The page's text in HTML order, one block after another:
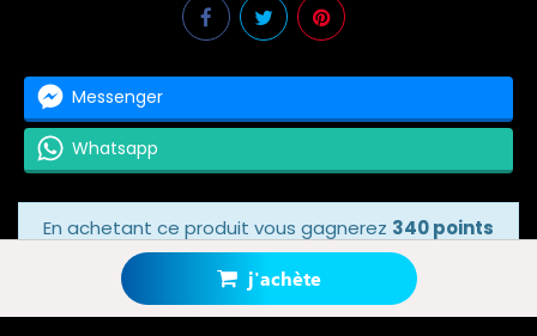
j'achète
Messenger
Whatsapp
En achetant ce produit vous gagnerez 340 points
bonusgrâce à notre programme de fidélité.
Votre panier totalisera340 points bonus